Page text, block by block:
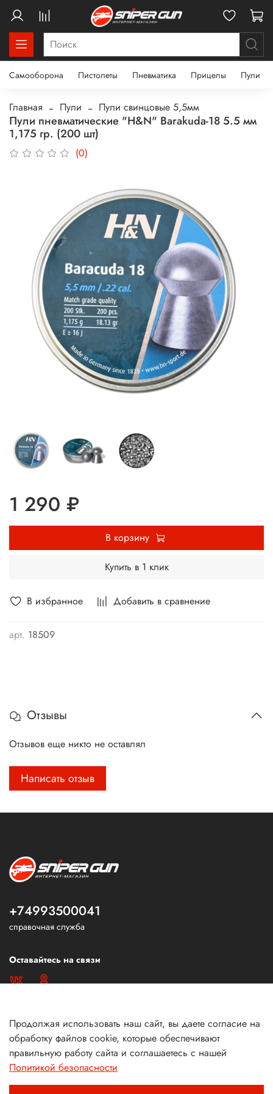
Самооборона Пистолеты Пневматика Прицелы Пули
Главная Пули Пули свинцовые 5,5мм
Пули пневматические "H&N" Barakuda-18 5.5 мм
1,175 гр. (200 шт)
(0)
В избранное Добавить в сравнение
арт. 18509
1 290 ₽
В корзину
Купить в 1 клик
Отзывы
Отзывов еще никто не оставлял
Написать отзыв
+74993500041
справочная служба
Оставайтесь на связи
Продолжая использовать наш сайт, вы даете согласие на
обработку файлов cookie, которые обеспечивают
правильную работу сайта и соглашаетесь с нашей
Политикой безопасности